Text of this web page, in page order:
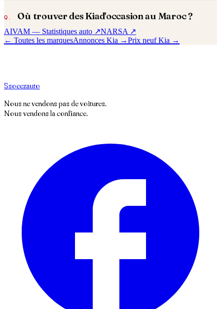
Où trouver desKiad'occasion au Maroc ?
AIVAM — Statistiques auto ↗NARSA ↗
← Toutes les marquesAnnonces Kia →Prix neufKia →
Ssoeezauto
Nous ne vendons pas de voitures.
Nous vendons la confiance.